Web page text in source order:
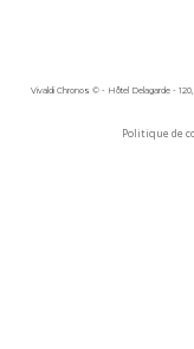
Vivaldi Chronos © - Hôtel Delagarde -
Politique de